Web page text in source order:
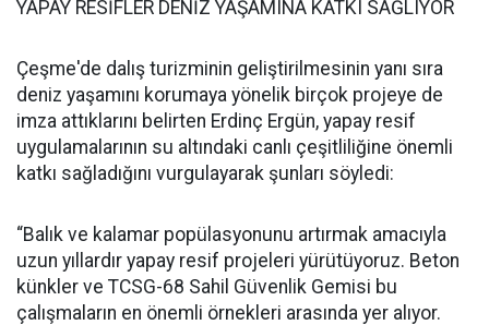
YAPAY RESİFLER DENİZ YAŞAMINA KATKI SAĞLIYOR
Çeşme'de dalış turizminin geliştirilmesinin yanı sıra
deniz yaşamını korumaya yönelik birçok projeye de
imza attıklarını belirten Erdinç Ergün, yapay resif
uygulamalarının su altındaki canlı çeşitliliğine önemli
katkı sağladığını vurgulayarak şunları söyledi:
“Balık ve kalamar popülasyonunu artırmak amacıyla
uzun yıllardır yapay resif projeleri yürütüyoruz. Beton
künkler ve TCSG-68 Sahil Güvenlik Gemisi bu
çalışmaların en önemli örnekleri arasında yer alıyor.